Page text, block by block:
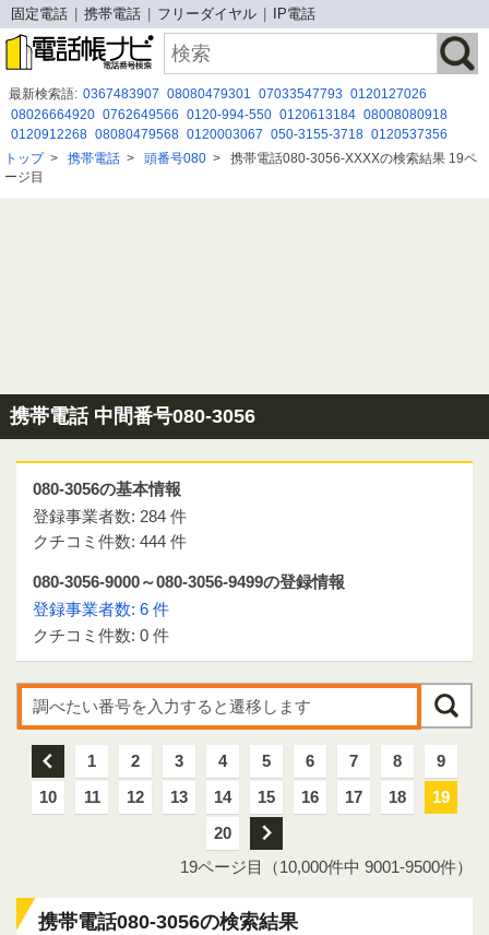
固定電話 携帯電話 フリーダイヤル IP電話
最新検索語: 0367483907 08080479301 07033547793 0120127026
08026664920 0762649566 0120-994-550 0120613184 08008080918
0120912268 08080479568 0120003067 050-3155-3718 0120537356
0671774947 07012442108 0120997382 08080884632 05057843607
0671673805
トップ> 携帯電話 > 頭番号080 > 携帯電話080-3056-XXXXの検索結果 19ペ
ージ目
携帯電話 中間番号080-3056
080-3056の基本情報
登録事業者数: 284 件
クチコミ件数: 444 件
080-3056-9000～080-3056-9499の登録情報
登録事業者数: 6 件
クチコミ件数: 0 件
前 1 2 3 4 5 6 7 8
9
10
11 12 13 14 15 16 17 18
19
20
次
19ページ目（10,000件中 9001-9500件）
携帯電話080-3056の検索結果